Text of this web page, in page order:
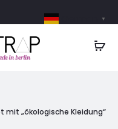
mit „ökologische Kleidung“
▼